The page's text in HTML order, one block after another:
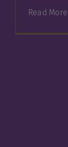
Read More